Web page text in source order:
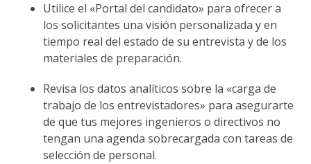
Utilice el «Portal del candidato» para ofrecer a
los solicitantes una visión personalizada y en
tiempo real del estado de su entrevista y de los
materiales de preparación.
Revisa los datos analíticos sobre la «carga de
trabajo de los entrevistadores» para asegurarte
de que tus mejores ingenieros o directivos no
tengan una agenda sobrecargada con tareas de
selección de personal.